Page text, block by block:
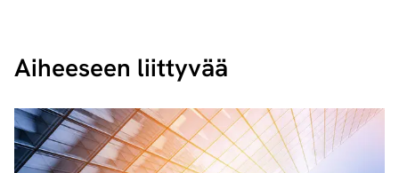
Aiheeseen liittyvää